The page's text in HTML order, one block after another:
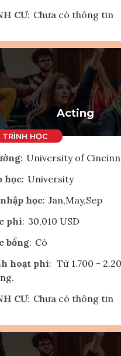
CƯ: Chưa có thông tin
Ghi danh
Tham vấn
Acting
: University of
học: University
học: Jan,May,Sep
phí: 30,010 USD
bổng: Có
hoạt phí: Từ 1.700 -
CƯ: Chưa có thông tin
Ghi danh